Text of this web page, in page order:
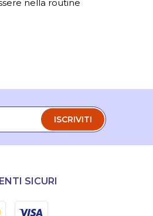
nella routine
ISCRIVITI
SICURI
Visa